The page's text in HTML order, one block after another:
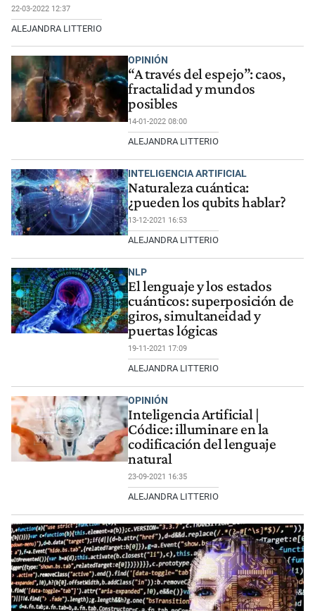
22-03-2022 12:37
ALEJANDRA LITTERIO
OPINIÓN
“A través del espejo”: caos,
fractalidad y mundos
posibles
14-01-2022 08:00
ALEJANDRA LITTERIO
INTELIGENCIA ARTIFICIAL
Naturaleza cuántica:
¿pueden los qubits hablar?
13-12-2021 16:53
ALEJANDRA LITTERIO
NLP
El lenguaje y los estados
cuánticos: superposición de
giros, simultaneidad y
puertas lógicas
19-11-2021 17:09
ALEJANDRA LITTERIO
OPINIÓN
Inteligencia Artificial |
Códice: illuminare en la
codificación del lenguaje
natural
23-09-2021 16:35
ALEJANDRA LITTERIO